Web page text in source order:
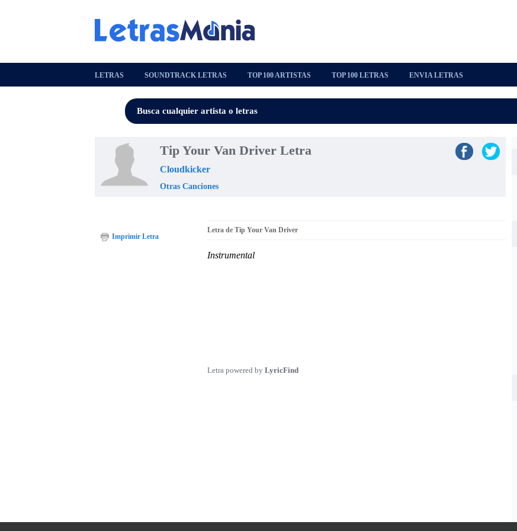
LETRAS SOUNDTRACK LETRAS TOP 100 ARTISTAS TOP 100 LETRAS ENVIA LETRAS
Tip Your Van Driver Letra
Cloudkicker
Otras Canciones
Letra de Tip Your Van Driver
Instrumental
Letra powered by LyricFind
Imprimir Letra